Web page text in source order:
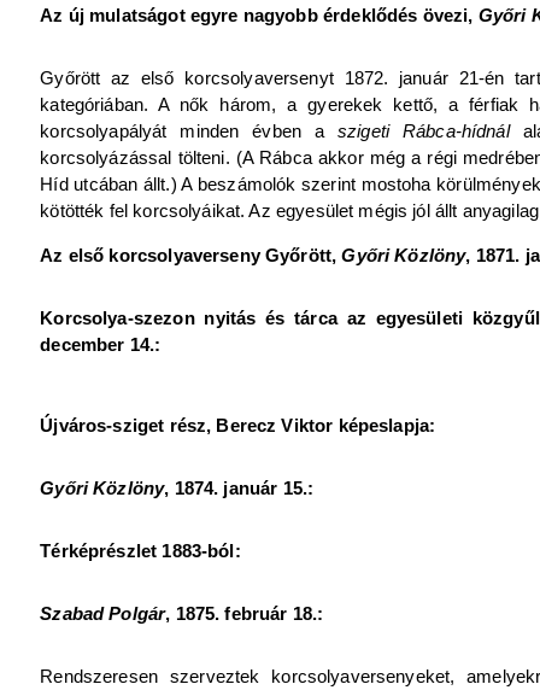
Az új mulatságot egyre nagyobb érdeklődés övezi, Győri
Győrött az első korcsolyaversenyt 1872. január 21-én
kategóriában. A nők három, a gyerekek kettő, a férfiak
korcsolyapályát minden évben a szigeti Rábca-hídnál
korcsolyázással tölteni. (A Rábca akkor még a régi
Híd utcában állt.) A beszámolók szerint mostoha
kötötték fel korcsolyáikat. Az egyesület mégis jól állt
Az első korcsolyaverseny Győrött,Győri Közlöny, 1871.
Korcsolya-szezon nyitás és tárca az egyesületi
december 14.:
Újváros-sziget rész, Berecz Viktor képeslapja:
Győri Közlöny, 1874. január 15.:
Térképrészlet 1883-ból:
Szabad Polgár, 1875. február 18.:
Rendszeresen szerveztek korcsolyaversenyeket,